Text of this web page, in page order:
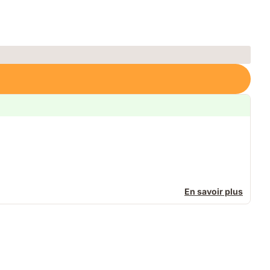
En savoir plus